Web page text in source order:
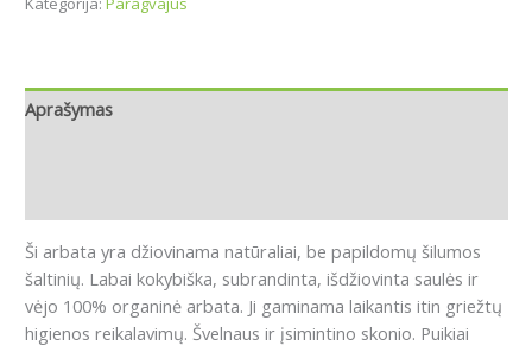
Aprašymas
Ši arbata yra džiovinama natūraliai, be papildomų šilumos
šaltinių. Labai kokybiška, subrandinta, išdžiovinta saulės ir
vėjo 100% organinė arbata. Ji gaminama laikantis itin griežtų
higienos reikalavimų. Švelnaus ir įsimintino skonio. Puikiai